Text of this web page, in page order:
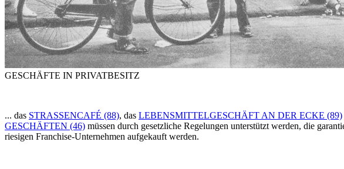
GESCHÄFTE IN PRIVATBESITZ
... das STRASSENCAFÉ (88), das LEBENSMITTELGESCHÄFT AN DER ECKE (89)
GESCHÄFTEN (46) müssen durch gesetzliche Regelungen unterstützt werden, die
riesigen Franchise-Unternehmen aufgekauft werden.